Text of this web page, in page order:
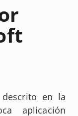
en la
aplicación